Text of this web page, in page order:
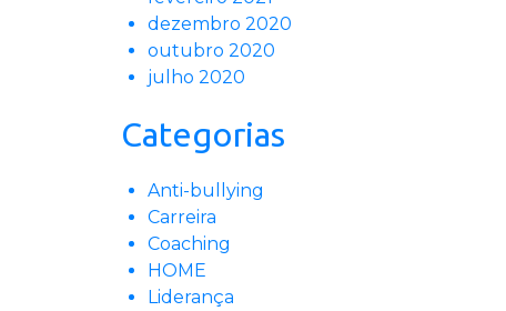
dezembro 2020
outubro 2020
julho 2020
Categorias
Anti-bullying
Carreira
Coaching
HOME
Liderança